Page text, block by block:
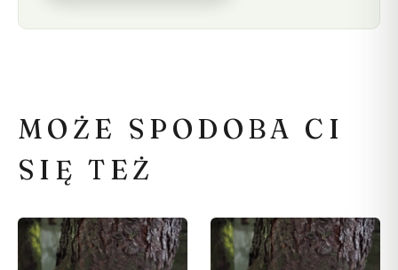
MOŻE SPODOBA CI
SIĘ TEŻ